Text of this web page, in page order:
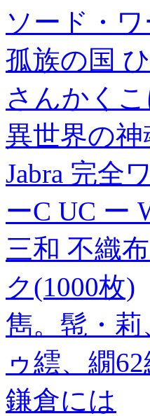
ソード・
孤族の国
さんかく
異世界の
Jabra 完全
ーC UC ー
三和 不織
ク(1000枚)
雋。髢・
ゥ繧、繝
鎌倉には